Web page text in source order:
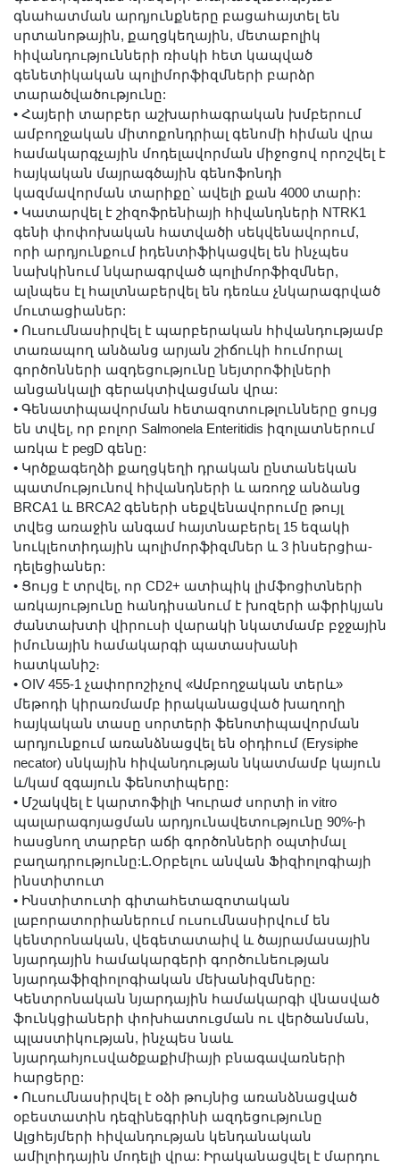
գնահատման արդյունքները բացահայտել են
սրտանոթային, քաղցկեղային, մետաբոլիկ
հիվանդությունների ռիսկի հետ կապված
գենետիկական պոլիմորֆիզմների բարձր
տարածվածությունը:
• Հայերի տարբեր աշխարհագրական խմբերում
ամբողջական միտոքոնդրիալ գենոմի հիման վրա
համակարգչային մոդելավորման միջոցով որոշվել է
հայկական մայրագծային գենոֆոնդի
կազմավորման տարիքը՝ ավելի քան 4000 տարի:
• Կատարվել է շիզոֆրենիայի հիվանդների NTRK1
գենի փոփոխական հատվածի սեկվենավորում,
որի արդյունքում իդենտիֆիկացվել են ինչպես
նախկինում նկարագրված պոլիմորֆիզմներ,
ալնպես էլ հալտնաբերվել են դեռևս չնկարագրված
մուտացիաներ:
• Ուսումնասիրվել է պարբերական հիվանդությամբ
տառապող անձանց արյան շիճուկի հումորալ
գործոնների ազդեցությունը նեյտրոֆիլների
անցանկալի գերակտիվացման վրա:
• Գենատիպավորման հետազոտութլունները ցույց
են տվել, որ բոլոր Salmonela Enteritidis իզոլատներում
առկա է pegD գենը:
• Կրծքագեղձի քաղցկեղի դրական ընտանեկան
պատմությունով հիվանդների և առողջ անձանց
BRCA1 և BRCA2 գեների սեքվենավորումը թույլ
տվեց առաջին անգամ հայտնաբերել 15 եզակի
նուկլեոտիդային պոլիմորֆիզմներ և 3 ինսերցիա-
դելեցիաներ:
• Ցույց է տրվել, որ CD2+ ատիպիկ լիմֆոցիտների
առկայությունը հանդիսանում է խոզերի աֆրիկյան
ժանտախտի վիրուսի վարակի նկատմամբ բջջային
իմունային համակարգի պատասխանի
հատկանիշ։
• OIV 455-1 չափորոշիչով «Ամբողջական տերև»
մեթոդի կիրառմամբ իրականացված խաղողի
հայկական տասը սորտերի ֆենոտիպավորման
արդյունքում առանձնացվել են օիդիում (Erysiphe
necator) սնկային հիվանդության նկատմամբ կայուն
և/կամ զգայուն ֆենոտիպերը:
• Մշակվել է կարտոֆիլի Կուրաժ սորտի in vitro
պալարագոյացման արդյունավետությունը 90%-ի
հասցնող տարբեր աճի գործոնների օպտիմալ
բաղադրությունը:Լ.Օրբելու անվան Ֆիզիոլոգիայի
ինստիտուտ
• Ինստիտուտի գիտահետազոտական
լաբորատորիաներում ուսումնասիրվում են
կենտրոնական, վեգետատաիվ և ծայրամասային
նյարդային համակարգերի գործունեության
նյարդաֆիզիոլոգիական մեխանիզմները:
Կենտրոնական նյարդային համակարգի վնասված
ֆունկցիաների փոխհատուցման ու վերծանման,
պլաստիկության, ինչպես նաև
նյարդահյուսվածքաքիմիայի բնագավառների
հարցերը:
• Ուսումնասիրվել է օձի թույնից առանձնացված
օբեստատին դեզինեգրինի ազդեցությունը
Ալցհեյմերի հիվանդության կենդանական
ամիլոիդային մոդելի վրա: Իրականացվել է մարդու